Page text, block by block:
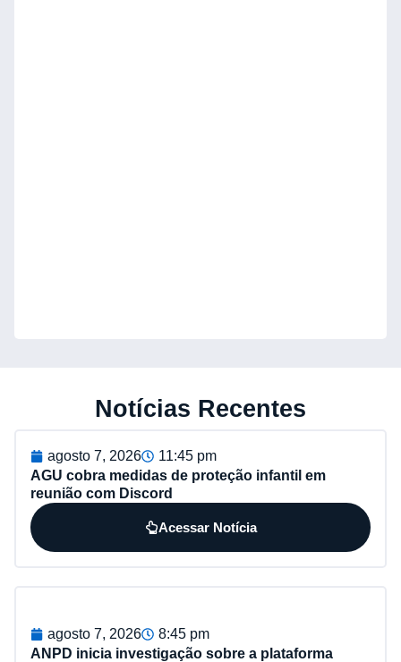
Notícias Recentes
agosto 7, 2026
11:45 pm
AGU cobra medidas de proteção infantil em
reunião com Discord
Acessar Notícia
agosto 7, 2026
8:45 pm
ANPD inicia investigação sobre a plataforma